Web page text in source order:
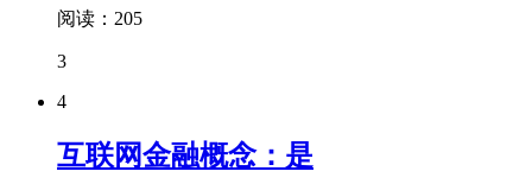
阅读：205
3
4
互联网金融概念：是